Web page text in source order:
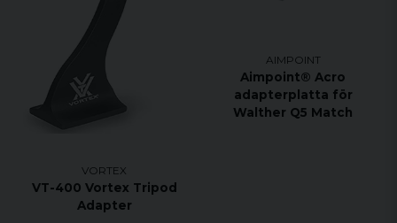
VORTEX
VT-400 Vortex Tripod
Adapter
AIMPOINT
Aimpoint® Acro
adapterplatta för
Walther Q5 Match